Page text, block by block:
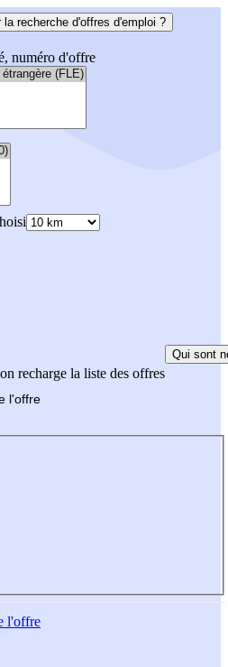
la recherche d'offres d'emploi ?
numéro d'offre
recharge la liste des offres
Qui sont
l'offre
l'offre